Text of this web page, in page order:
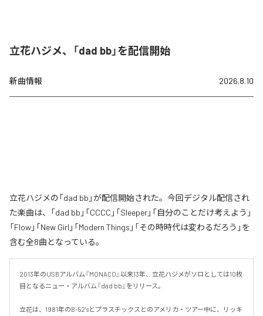
立花ハジメ、「dad bb」を配信開始
新曲情報 2026.8.10
立花ハジメの「dad bb」が配信開始された。今回デジタル配信され
た楽曲は、「dad bb」「CCCC」「Sleeper」「自分のことだけ考えよう」
「Flow」「New Girl」「Modern Things」「その時時代は変わるだろう」を
含む全8曲となっている。
2013年のUSBアルバム『MONACO』以来13年、立花ハジメがソロとしては10枚
目となるニュー・アルバム『dad bb』をリリース。
立花は、1981年のB-52'sとプラスチックスとのアメリカ・ツアー中に、リッキ